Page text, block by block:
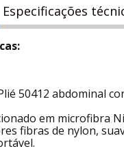
Especificações
50412 abdominal
em microfibra
fibras de nylon,